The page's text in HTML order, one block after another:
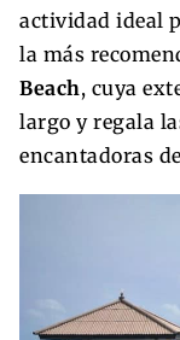
actividad ideal
la más
Beach, cuya
largo y regala
encantadoras